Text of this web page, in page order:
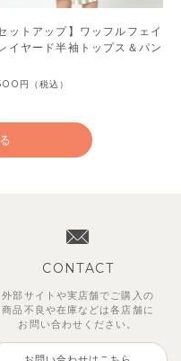
セットアップ】ワッフルフェイ
イヤード半袖トップス＆パン
円 （税込）
CONTACT
外部サイトや実店舗でご購入の
商品不良や在庫などは各店舗に
お問い合わせください。